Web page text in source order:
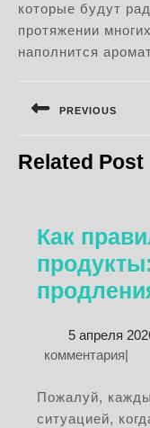
которые будут
протяжении
наполнится
по
PREVIOUS
запись:
Related Post
Как
5 апреля
комментария|
Пожалуй, каждый из нас сталкивался с
ситуацией,